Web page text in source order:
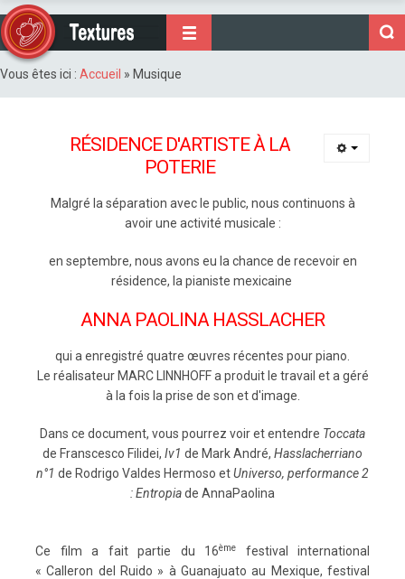
Vous êtes ici : Accueil » Musique
RÉSIDENCE D'ARTISTE À LA
POTERIE
Malgré la séparation avec le public, nous continuons à
avoir une activité musicale :
en septembre, nous avons eu la chance de recevoir en
résidence, la pianiste mexicaine
ANNA PAOLINA HASSLACHER
qui a enregistré quatre œuvres récentes pour piano.
Le réalisateur MARC LINNHOFF a produit le travail et a géré
à la fois la prise de son et d'image.
Dans ce document, vous pourrez voir et entendre Toccata
de Franscesco Filidei, Iv1 de Mark André, Hasslacherriano
n°1 de Rodrigo Valdes Hermoso etUniverso, performance 2
: Entropiade AnnaPaolina
Ce film a fait partie du 16ème
festival international
« Calleron del Ruido » à Guanajuato au Mexique, festival